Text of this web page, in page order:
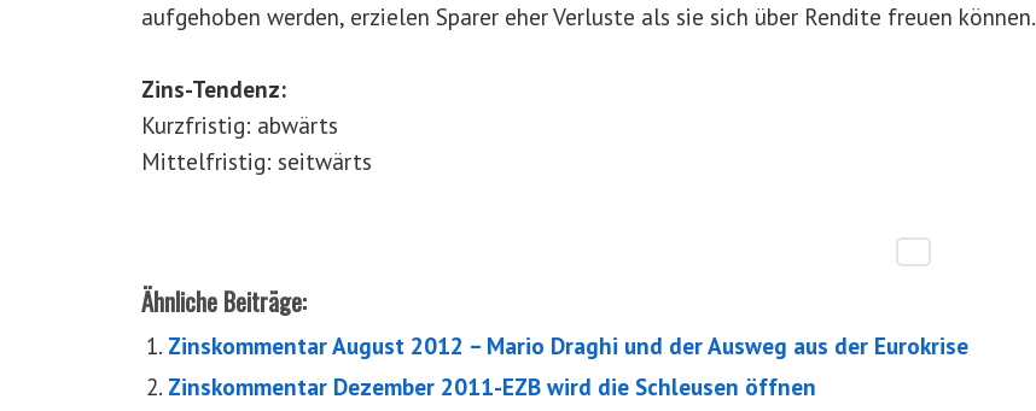
aufgehoben werden, erzielen Sparer eher Verluste als sie sich über Rendite freuen können.
Zins-Tendenz:
Kurzfristig: abwärts
Mittelfristig: seitwärts
Ähnliche Beiträge:
Zinskommentar August 2012 – Mario Draghi und der Ausweg aus der Eurokrise
Zinskommentar Dezember 2011-EZB wird die Schleusen öffnen